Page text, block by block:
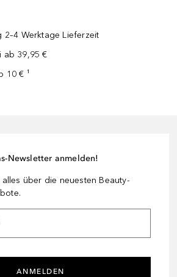
2–4 Werktage Lieferzeit
ab 39,95 €
10 € ¹
Newsletter anmelden!
über die neuesten Beauty-
ANMELDEN